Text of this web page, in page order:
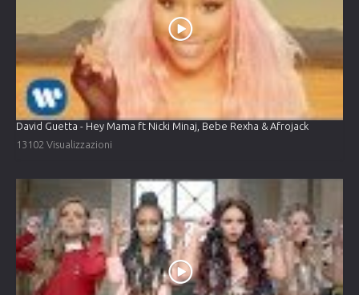
David Guetta - Hey Mama ft Nicki Minaj, Bebe Rexha & Afrojack
13102 Visualizzazioni